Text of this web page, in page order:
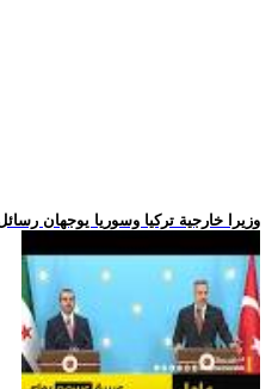
.. وزيرا خارجية تركيا وسوريا يوجهان